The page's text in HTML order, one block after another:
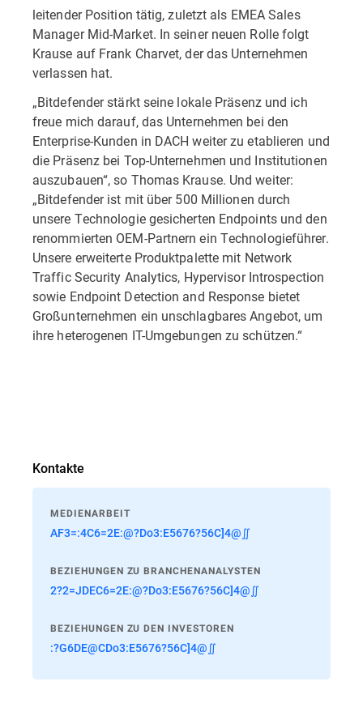
leitender Position tätig, zuletzt als EMEA Sales
Manager Mid-Market. In seiner neuen Rolle folgt
Krause auf Frank Charvet, der das Unternehmen
verlassen hat.
„Bitdefender stärkt seine lokale Präsenz und ich
freue mich darauf, das Unternehmen bei den
Enterprise-Kunden in DACH weiter zu etablieren und
die Präsenz bei Top-Unternehmen und Institutionen
auszubauen“, so Thomas Krause. Und weiter:
„Bitdefender ist mit über 500 Millionen durch
unsere Technologie gesicherten Endpoints und den
renommierten OEM-Partnern ein Technologieführer.
Unsere erweiterte Produktpalette mit Network
Traffic Security Analytics, Hypervisor Introspection
sowie Endpoint Detection and Response bietet
Großunternehmen ein unschlagbares Angebot, um
ihre heterogenen IT-Umgebungen zu schützen.“
Kontakte
MEDIENARBEIT
AF3=:4C6=2E:@?Do3:E5676?56C]4@∬
BEZIEHUNGEN ZU BRANCHENANALYSTEN
2?2=JDEC6=2E:@?Do3:E5676?56C]4@∬
BEZIEHUNGEN ZU DEN INVESTOREN
:?G6DE@CDo3:E5676?56C]4@∬